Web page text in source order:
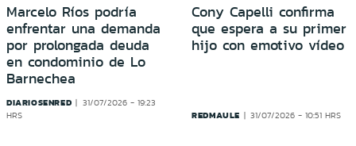
Marcelo Ríos podría
enfrentar una demanda
por prolongada deuda
en condominio de Lo
Barnechea
DIARIOSENRED
31/07/2026 - 19:23
HRS
Cony Capelli confirma
que espera a su primer
hijo con emotivo vídeo
REDMAULE 31/07/2026 - 10:51 HRS